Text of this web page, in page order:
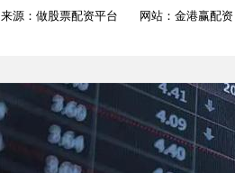
来源：做股票配资平台 网站：金港赢配资